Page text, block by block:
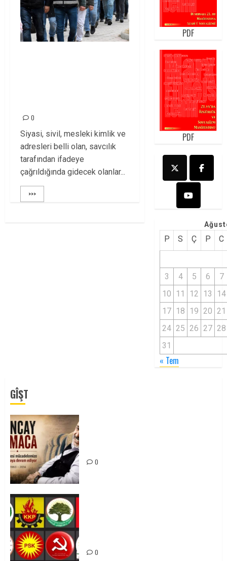
0
Siyasi, sivil, mesleki kimlik ve
adresleri belli olan, savcılık
tarafından ifadeye
çağrıldığında gidecek olanlar...
>>>
PDF
PDF
P S Ç P C
3 4 5 6
7
10 11 12 13
14
17 18 19 20 21
24 25 26 27 28
31
« Tem
GÎŞT
0
0